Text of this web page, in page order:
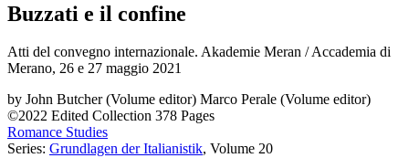
Buzzati e il confine
Atti del convegno internazionale. Akademie Meran / Accademia di
Merano, 26 e 27 maggio 2021
by John Butcher (Volume editor) Marco Perale (Volume editor)
©2022 Edited Collection 378 Pages
Romance Studies
Series: Grundlagen der Italianistik, Volume 20